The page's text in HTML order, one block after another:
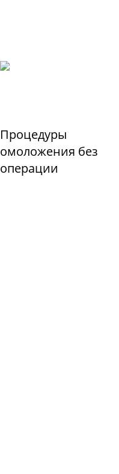
Процедуры
омоложения без
операции